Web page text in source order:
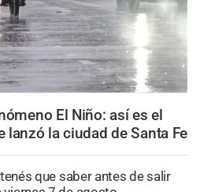
El Niño: así es el
la ciudad de Santa Fe
que saber antes de salir